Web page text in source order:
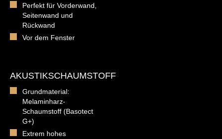
Perfekt für Vorderwand,
Seitenwand und
Rückwand
Vor dem Fenster
AKUSTIKSCHAUMSTOFF
Grundmaterial:
Melaminharz-
Schaumstoff (Basotect
G+)
Extrem hohes